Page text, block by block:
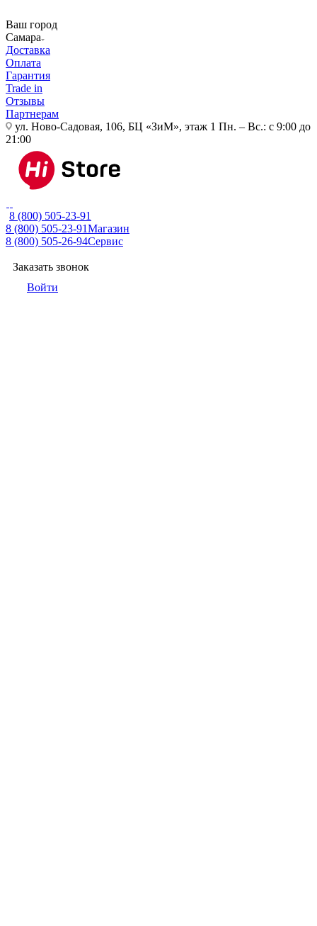
Ваш город
Самара
Доставка
Оплата
Гарантия
Trade in
Отзывы
Партнерам
ул. Ново-Садовая, 106, БЦ «ЗиМ», этаж 1 Пн. – Вс.: с 9:00 до
21:00
8 (800) 505-23-91
8 (800) 505-23-91Магазин
8 (800) 505-26-94Сервис
Заказать звонок
Войти